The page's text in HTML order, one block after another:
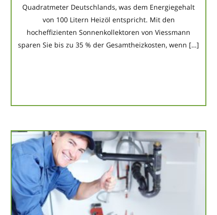
Quadratmeter Deutschlands, was dem Energiegehalt
von 100 Litern Heizöl entspricht. Mit den
hocheffizienten Sonnenkollektoren von Viessmann
sparen Sie bis zu 35 % der Gesamtheizkosten, wenn […]